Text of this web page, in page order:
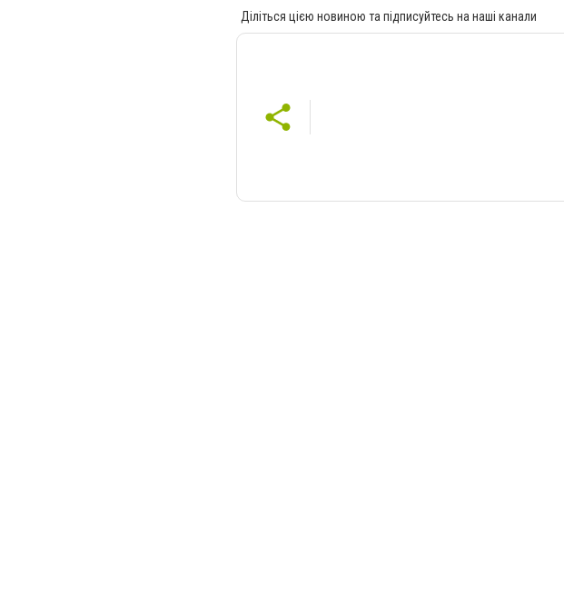
Діліться цією новиною та підписуйтесь на наші канали